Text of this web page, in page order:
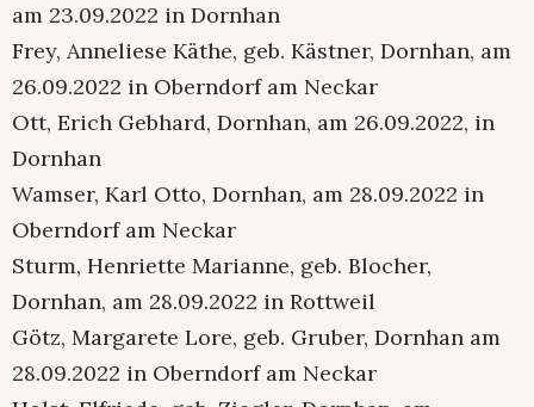
am 23.09.2022 in Dornhan
Frey, Anneliese Käthe, geb. Kästner, Dornhan, am
26.09.2022 in Oberndorf am Neckar
Ott, Erich Gebhard, Dornhan, am 26.09.2022, in
Dornhan
Wamser, Karl Otto, Dornhan, am 28.09.2022 in
Oberndorf am Neckar
Sturm, Henriette Marianne, geb. Blocher,
Dornhan, am 28.09.2022 in Rottweil
Götz, Margarete Lore, geb. Gruber, Dornhan am
28.09.2022 in Oberndorf am Neckar